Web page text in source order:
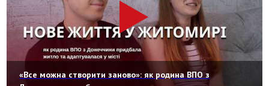
«Все можна створити заново»: як родина ВПО з